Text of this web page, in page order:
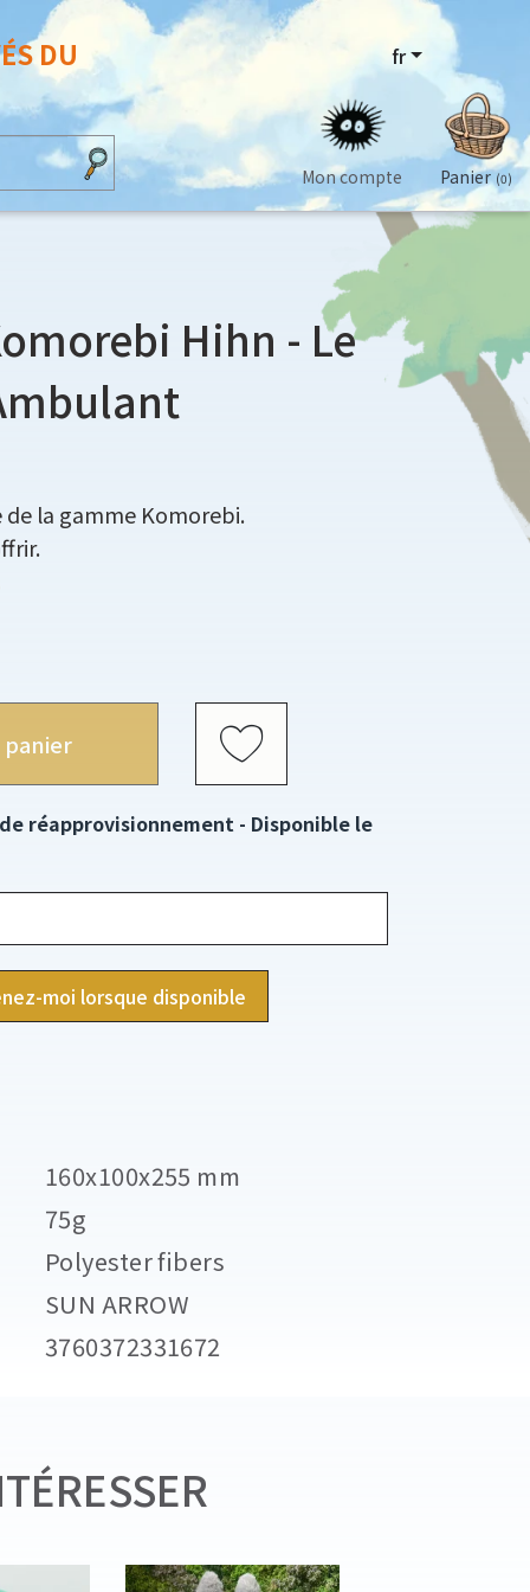
DU
fr
Mon compte Panier (0)
Hihn - Le
la gamme Komorebi.
panier
réapprovisionnement - Disponible le
moi lorsque disponible
160x100x255 mm
75g
Polyester fibers
SUN ARROW
3760372331672